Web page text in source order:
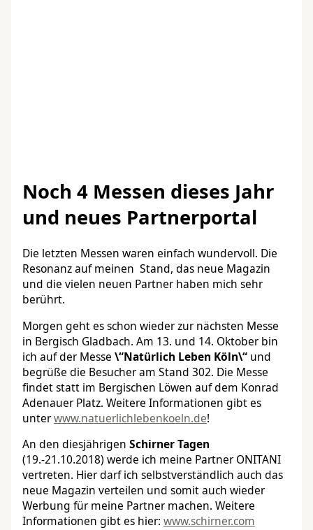
Noch 4 Messen dieses Jahr
und neues Partnerportal
Die letzten Messen waren einfach wundervoll. Die
Resonanz auf meinen Stand, das neue Magazin
und die vielen neuen Partner haben mich sehr
berührt.
Morgen geht es schon wieder zur nächsten Messe
in Bergisch Gladbach. Am 13. und 14. Oktober bin
ich auf der Messe \“Natürlich Leben Köln\“und
begrüße die Besucher am Stand 302. Die Messe
findet statt im Bergischen Löwen auf dem Konrad
Adenauer Platz. Weitere Informationen gibt es
unterwww.natuerlichlebenkoeln.de!
An den diesjährigen Schirner Tagen
(19.-21.10.2018) werde ich meine Partner ONITANI
vertreten. Hier darf ich selbstverständlich auch das
neue Magazin verteilen und somit auch wieder
Werbung für meine Partner machen. Weitere
Informationen gibt es hier: www.schirner.com